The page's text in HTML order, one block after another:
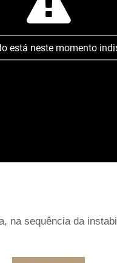
está neste momento
na sequência da